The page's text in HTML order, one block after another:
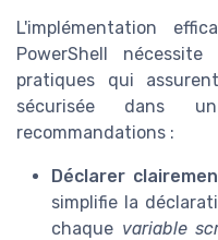
L'implémentation
PowerShell
pratiques qui
sécurisée dans
recommandations :
Déclarer
simplifie la
chaque variable